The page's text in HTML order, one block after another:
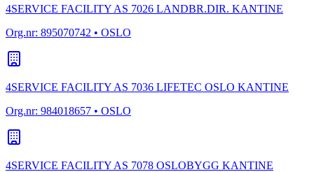
4SERVICE FACILITY AS 7026 LANDBR.DIR. KANTINE
Org.nr: 895070742 • OSLO
4SERVICE FACILITY AS 7036 LIFETEC OSLO KANTINE
Org.nr: 984018657 • OSLO
4SERVICE FACILITY AS 7078 OSLOBYGG KANTINE